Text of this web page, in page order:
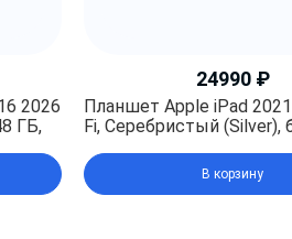
2026
ГБ,
Планшет Apple iPad 2021
Fi, Серебристый (Silver),
24990 ₽
В корзину